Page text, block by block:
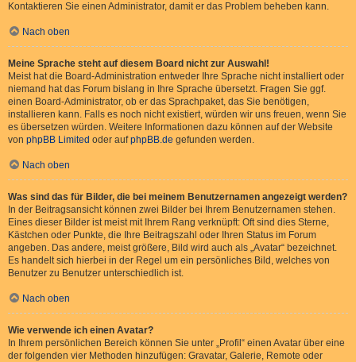
Kontaktieren Sie einen Administrator, damit er das Problem beheben kann.
Nach oben
Meine Sprache steht auf diesem Board nicht zur Auswahl!
Meist hat die Board-Administration entweder Ihre Sprache nicht installiert oder
niemand hat das Forum bislang in Ihre Sprache übersetzt. Fragen Sie ggf.
einen Board-Administrator, ob er das Sprachpaket, das Sie benötigen,
installieren kann. Falls es noch nicht existiert, würden wir uns freuen, wenn Sie
es übersetzen würden. Weitere Informationen dazu können auf der Website
von phpBB Limited oder aufphpBB.de gefunden werden.
Nach oben
Was sind das für Bilder, die bei meinem Benutzernamen angezeigt werden?
In der Beitragsansicht können zwei Bilder bei Ihrem Benutzernamen stehen.
Eines dieser Bilder ist meist mit Ihrem Rang verknüpft: Oft sind dies Sterne,
Kästchen oder Punkte, die Ihre Beitragszahl oder Ihren Status im Forum
angeben. Das andere, meist größere, Bild wird auch als „Avatar“ bezeichnet.
Es handelt sich hierbei in der Regel um ein persönliches Bild, welches von
Benutzer zu Benutzer unterschiedlich ist.
Nach oben
Wie verwende ich einen Avatar?
In Ihrem persönlichen Bereich können Sie unter „Profil“ einen Avatar über eine
der folgenden vier Methoden hinzufügen: Gravatar, Galerie, Remote oder